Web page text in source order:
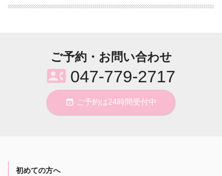
ご予約・お問い合わせ
contact_phone 047-779-2717
event_available ご予約は24時間受付中
初めての方へ